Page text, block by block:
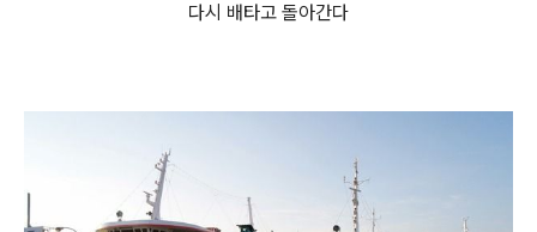
다시 배타고 돌아간다